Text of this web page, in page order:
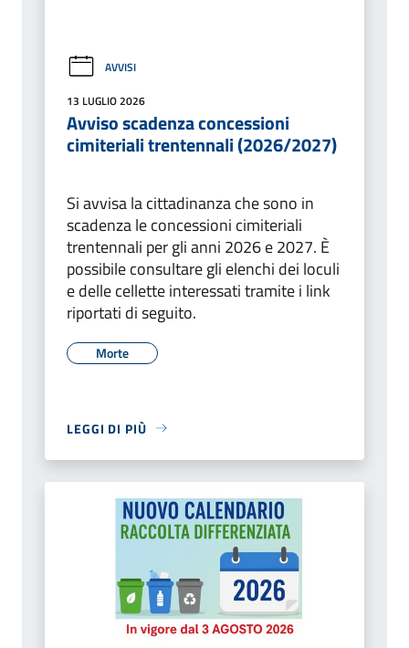
AVVISI
13 LUGLIO 2026
Avviso scadenza concessioni
cimiteriali trentennali (2026/2027)
Si avvisa la cittadinanza che sono in
scadenza le concessioni cimiteriali
trentennali per gli anni 2026 e 2027. È
possibile consultare gli elenchi dei loculi
e delle cellette interessati tramite i link
riportati di seguito.
Morte
LEGGI DI PIÙ